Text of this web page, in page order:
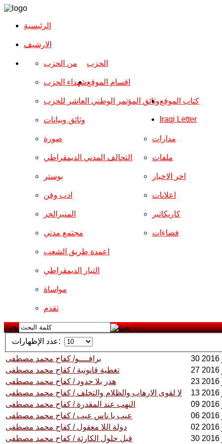
الرئيسية
الارشیف
الحزب من الحزب
شهداء الحزب
وثائق المؤتمر الوطني العاشر للحزب
وثائق وبيانات
اقسام الموقع
صورة
التحالف المدني الديمقراطي
بوستر
ادب وفن
المنبرالحر
مجتمع مدني
مدارات
ملفات
اخر الاخبار
اعلانات
كاريكاتير
فضاءات
اعمدة طريق الشعب
التيار الديمقراطي
مواساة
تقدم
كتاب الموقع
Iraqi Letter
بحث
عدد الإظهارات:
برافــــو/ كفاح محمد مصطفى
تغطية قانونية / كفاح محمد مصطفى
هدر بلا حدود / كفاح محمد مصطفى
لا لقوى الارهاب والظلام والتخلف / كفاح محمد مصطفى
النهب عند المقدرة / كفاح محمد مصطفى
عيب يا ناس عيب / كفاح محمد مصطفى
دولة اللا معقول / كفاح محمد مصطفى
قبل حلول الكارثة / كفاح محمد مصطفى